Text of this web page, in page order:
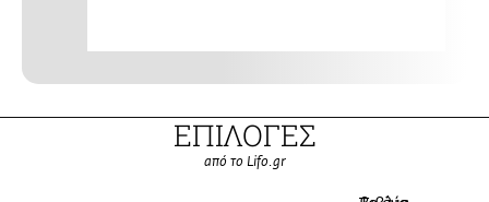
ΕΠΙΛΟΓΕΣ
από το Lifo.gr